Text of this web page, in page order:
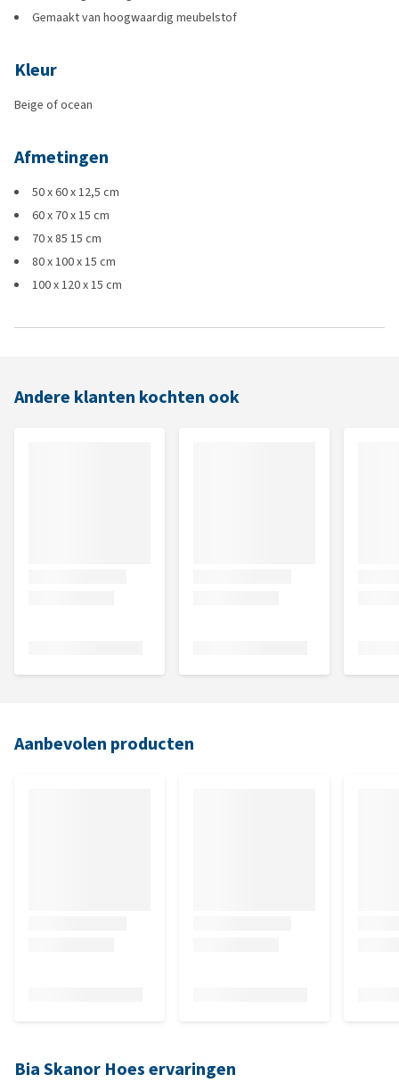
Gemaakt van hoogwaardig meubelstof
Kleur
Beige of ocean
Afmetingen
50 x 60 x 12,5 cm
60 x 70 x 15 cm
70 x 85 15 cm
80 x 100 x 15 cm
100 x 120 x 15 cm
Andere klanten kochten ook
Aanbevolen producten
Bia Skanor Hoes ervaringen